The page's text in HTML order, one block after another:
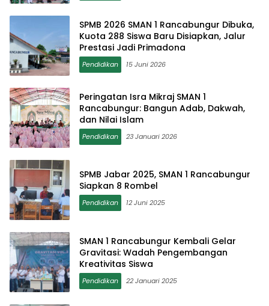
SPMB 2026 SMAN 1 Rancabungur Dibuka,
Kuota 288 Siswa Baru Disiapkan, Jalur
Prestasi Jadi Primadona
Pendidikan 15 Juni 2026
Peringatan Isra Mikraj SMAN 1
Rancabungur: Bangun Adab, Dakwah,
dan Nilai Islam
Pendidikan 23 Januari 2026
SPMB Jabar 2025, SMAN 1 Rancabungur
Siapkan 8 Rombel
Pendidikan 12 Juni 2025
SMAN 1 Rancabungur Kembali Gelar
Gravitasi: Wadah Pengembangan
Kreativitas Siswa
Pendidikan 22 Januari 2025